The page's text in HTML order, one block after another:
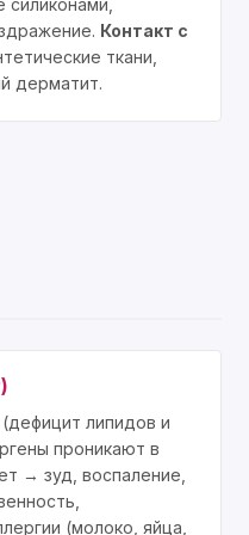
Контакт с
ткани,
дерматит.
липидов и
проникают в
→ зуд, воспаление,
(молоко, яйца,